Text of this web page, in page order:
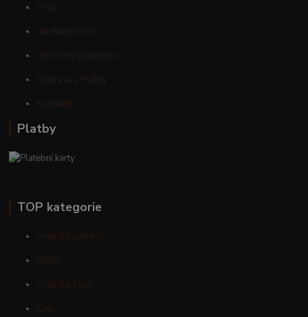
O nás
Jak Nakupovat
Obchodní podmínky
Doprava a Platby
Kontakty
Platby
TOP kategorie
Arabské cukroví
Oříšky
Arabská káva
Čaje